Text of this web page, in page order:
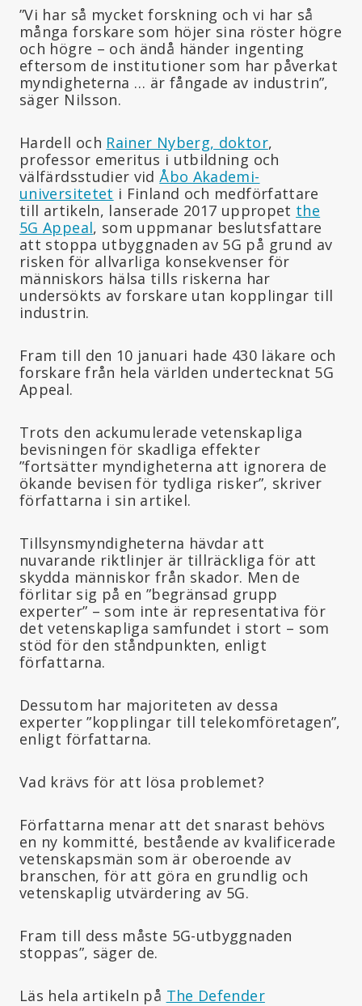
”Vi har så mycket forskning och vi har så
många forskare som höjer sina röster högre
och högre – och ändå händer ingenting
eftersom de institutioner som har påverkat
myndigheterna … är fångade av industrin”,
säger Nilsson.
Hardell och Rainer Nyberg, doktor,
professor emeritus i utbildning och
välfärdsstudier vidÅbo Akademi-
universitetet i Finland och medförfattare
till artikeln, lanserade 2017 uppropet the
5G Appeal, som uppmanar beslutsfattare
att stoppa utbyggnaden av 5G på grund av
risken för allvarliga konsekvenser för
människors hälsa tills riskerna har
undersökts av forskare utan kopplingar till
industrin.
Fram till den 10 januari hade 430 läkare och
forskare från hela världen undertecknat 5G
Appeal.
Trots den ackumulerade vetenskapliga
bevisningen för skadliga effekter
”fortsätter myndigheterna att ignorera de
ökande bevisen för tydliga risker”, skriver
författarna i sin artikel.
Tillsynsmyndigheterna hävdar att
nuvarande riktlinjer är tillräckliga för att
skydda människor från skador. Men de
förlitar sig på en ”begränsad grupp
experter” – som inte är representativa för
det vetenskapliga samfundet i stort – som
stöd för den ståndpunkten, enligt
författarna.
Dessutom har majoriteten av dessa
experter ”kopplingar till telekomföretagen”,
enligt författarna.
Vad krävs för att lösa problemet?
Författarna menar att det snarast behövs
en ny kommitté, bestående av kvalificerade
vetenskapsmän som är oberoende av
branschen, för att göra en grundlig och
vetenskaplig utvärdering av 5G.
Fram till dess måste 5G-utbyggnaden
stoppas”, säger de.
Läs hela artikeln på The Defender